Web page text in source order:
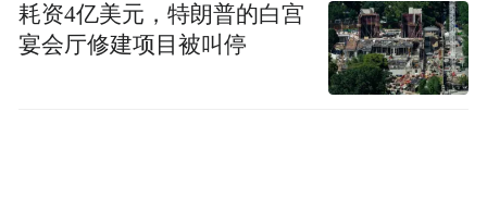
耗资4亿美元，特朗普的白宫
宴会厅修建项目被叫停